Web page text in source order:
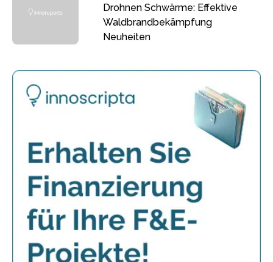
Drohnen Schwärme: Effektive
Waldbrandbekämpfung
Neuheiten